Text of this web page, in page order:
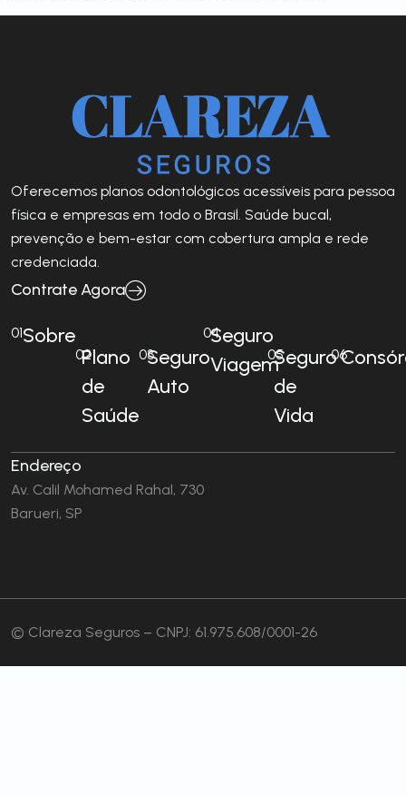
Oferecemos planos odontológicos acessíveis para pessoa
física e empresas em todo o Brasil. Saúde bucal,
prevenção e bem-estar com cobertura ampla e rede
credenciada.
Contrate Agora
01Sobre
02Plano
de
Saúde
03Seguro
Auto
04Seguro
Viagem
05Seguro
de
Vida
06
Endereço
Av. Calil Mohamed Rahal, 730
Barueri, SP
© Clareza Seguros – CNPJ: 61.975.608/0001-26